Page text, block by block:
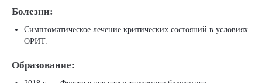
Болезни:
Симптоматическое лечение критических состояний в условиях
ОРИТ.
Образование: